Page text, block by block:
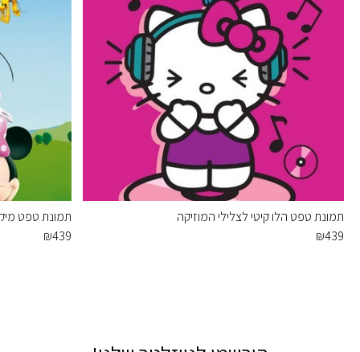
תמונת טפט הלו קיטי לצלילי המוזיקה
₪439
תמונת טפט
₪439